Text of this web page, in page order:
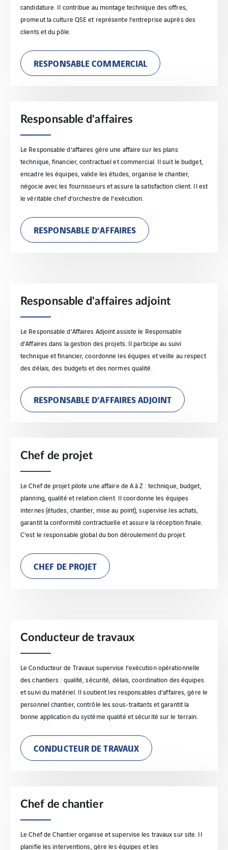
candidature. Il contribue au montage technique des offres,
promeut la culture QSE et représente l’entreprise auprès des
clients et du pôle.
RESPONSABLE COMMERCIAL
Responsable d'affaires
Le Responsable d’affaires gère une affaire sur les plans
technique, financier, contractuel et commercial. Il suit le budget,
encadre les équipes, valide les études, organise le chantier,
négocie avec les fournisseurs et assure la satisfaction client. Il est
le véritable chef d’orchestre de l’exécution.
RESPONSABLE D’AFFAIRES
Responsable d'affaires adjoint
Le Responsable d’Affaires Adjoint assiste le Responsable
d’Affaires dans la gestion des projets. Il participe au suivi
technique et financier, coordonne les équipes et veille au respect
des délais, des budgets et des normes qualité.
RESPONSABLE D’AFFAIRES ADJOINT
Chef de projet
Le Chef de projet pilote une affaire de A à Z : technique, budget,
planning, qualité et relation client. Il coordonne les équipes
internes (études, chantier, mise au point), supervise les achats,
garantit la conformité contractuelle et assure la réception finale.
C’est le responsable global du bon déroulement du projet.
CHEF DE PROJET
Conducteur de travaux
Le Conducteur de Travaux supervise l’exécution opérationnelle
des chantiers : qualité, sécurité, délais, coordination des équipes
et suivi du matériel. Il soutient les responsables d’affaires, gère le
personnel chantier, contrôle les sous‑traitants et garantit la
bonne application du système qualité et sécurité sur le terrain.
CONDUCTEUR DE TRAVAUX
Chef de chantier
Le Chef de Chantier organise et supervise les travaux sur site. Il
planifie les interventions, gère les équipes et les